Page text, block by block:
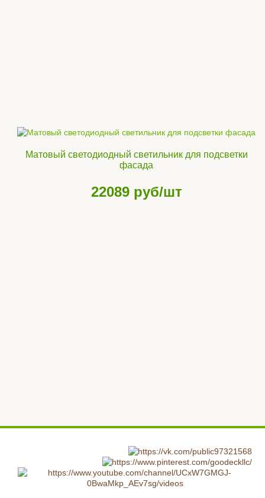
Матовый светодиодный светильник для подсветки
фасада
22089 руб/шт